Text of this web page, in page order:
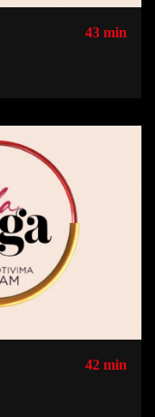
43 min
42 min